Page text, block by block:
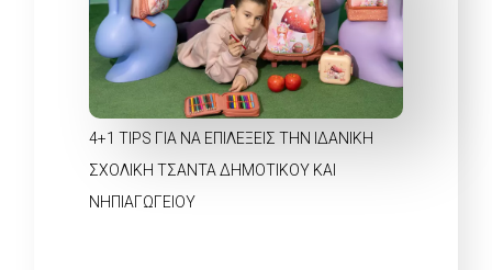
4+1 TIPS ΓΙΑ ΝΑ ΕΠΙΛΈΞΕΙΣ ΤΗΝ ΙΔΑΝΙΚΉ
ΣΧΟΛΙΚΉ ΤΣΆΝΤΑ ΔΗΜΟΤΙΚΟΎ ΚΑΙ
ΝΗΠΙΑΓΩΓΕΊΟΥ